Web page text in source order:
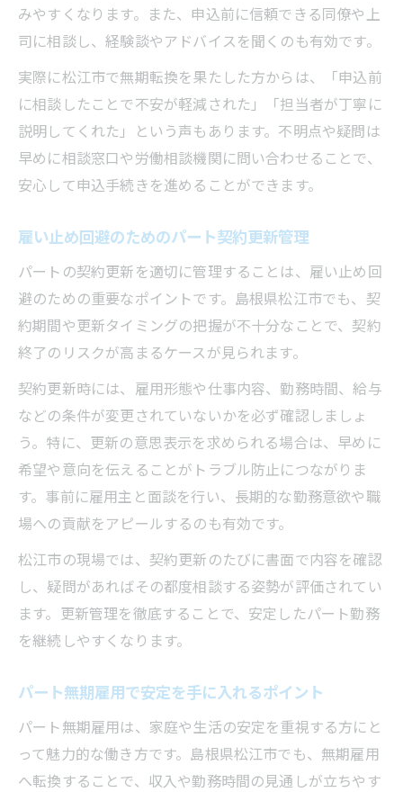
みやすくなります。また、申込前に信頼できる同僚や上
司に相談し、経験談やアドバイスを聞くのも有効です。
実際に松江市で無期転換を果たした方からは、「申込前
に相談したことで不安が軽減された」「担当者が丁寧に
説明してくれた」という声もあります。不明点や疑問は
早めに相談窓口や労働相談機関に問い合わせることで、
安心して申込手続きを進めることができます。
雇い止め回避のためのパート契約更新管理
パートの契約更新を適切に管理することは、雇い止め回
避のための重要なポイントです。島根県松江市でも、契
約期間や更新タイミングの把握が不十分なことで、契約
終了のリスクが高まるケースが見られます。
契約更新時には、雇用形態や仕事内容、勤務時間、給与
などの条件が変更されていないかを必ず確認しましょ
う。特に、更新の意思表示を求められる場合は、早めに
希望や意向を伝えることがトラブル防止につながりま
す。事前に雇用主と面談を行い、長期的な勤務意欲や職
場への貢献をアピールするのも有効です。
松江市の現場では、契約更新のたびに書面で内容を確認
し、疑問があればその都度相談する姿勢が評価されてい
ます。更新管理を徹底することで、安定したパート勤務
を継続しやすくなります。
パート無期雇用で安定を手に入れるポイント
パート無期雇用は、家庭や生活の安定を重視する方にと
って魅力的な働き方です。島根県松江市でも、無期雇用
へ転換することで、収入や勤務時間の見通しが立ちやす